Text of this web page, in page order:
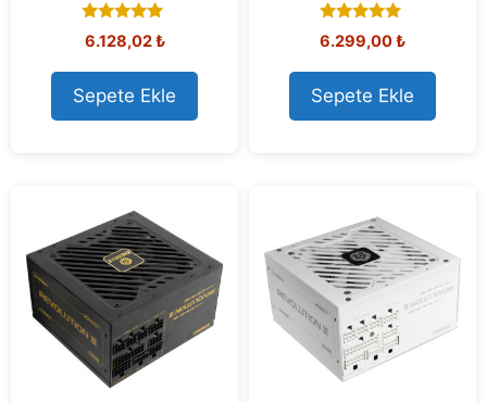
5.00
out of 5
6.128,02₺
Sepete Ekle
5.00
out of 5
6.299,00₺
Sepete Ekle